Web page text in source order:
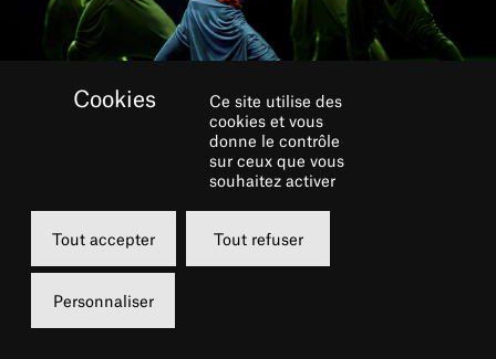
Akram Kahn et son équipe
artistique imaginent le
Ce site utilise des
cookies et vous
donne le contrôle
sur ceux que vous
souhaitez activer
Tout accepter Tout refuser
Personnaliser